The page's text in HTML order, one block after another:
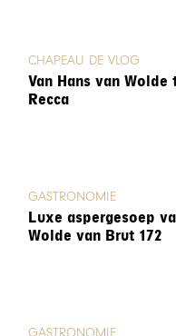
CHAPEAU DE VLOG
Van Hans van Wolde
Recca
GASTRONOMIE
Luxe aspergesoep
Wolde van Brut 172